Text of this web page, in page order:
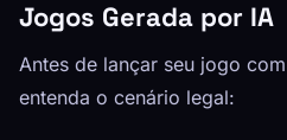
Jogos Gerada por IA
Antes de lançar seu jogo
entenda o cenário legal: